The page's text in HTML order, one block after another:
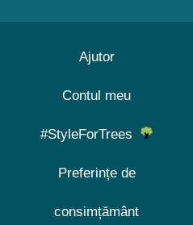
Ajutor
Contul meu
#StyleForTrees
Preferințe de
consimțământ